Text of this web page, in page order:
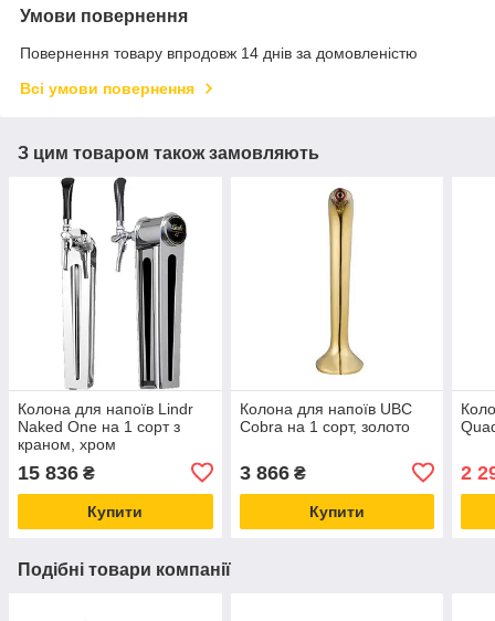
Умови повернення
Повернення товару впродовж 14 днів за домовленістю
Всі умови повернення
З цим товаром також замовляють
Колона для напоїв Lindr
Naked One на 1 сорт з
краном, хром
15 836 ₴
Купити
Колона для напоїв UBC
Cobra на 1 сорт, золото
3 866₴
Купити
2
Подібні товари компанії